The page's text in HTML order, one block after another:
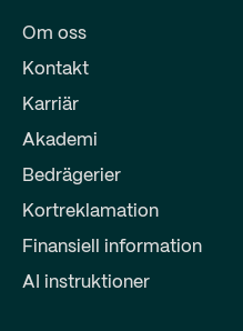
Om oss
Kontakt
Karriär
Akademi
Bedrägerier
Kortreklamation
Finansiell information
AI instruktioner